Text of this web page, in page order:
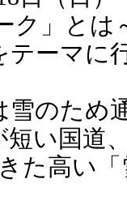
」とは
テーマに
雪のため
い国道
た高い